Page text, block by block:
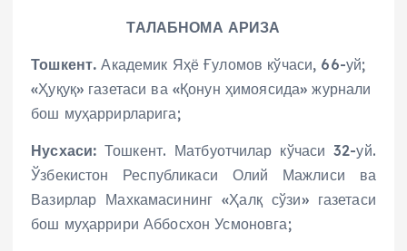
ТАЛАБНОМА АРИЗА
Тошкент. Академик Яҳё Ғуломов кўчаси, 66-уй;
«Ҳуқуқ» газетаси ва «Қонун ҳимоясида» журнали
бош муҳаррирларига;
Нусхаси: Тошкент. Матбуотчилар кўчаси 32-уй.
Ўзбекистон Республикаси Олий Мажлиси ва
Вазирлар Махкамасининг «Ҳалқ сўзи» газетаси
бош муҳаррири Аббосхон Усмоновга;